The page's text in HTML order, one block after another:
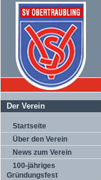
Der Verein
Startseite
Über den Verein
News zum Verein
100-jähriges
Gründungsfest